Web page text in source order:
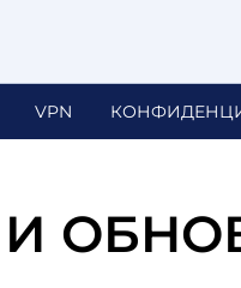
VPN